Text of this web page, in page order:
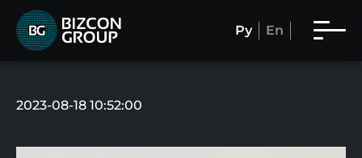
Ру En
2023-08-18 10:52:00